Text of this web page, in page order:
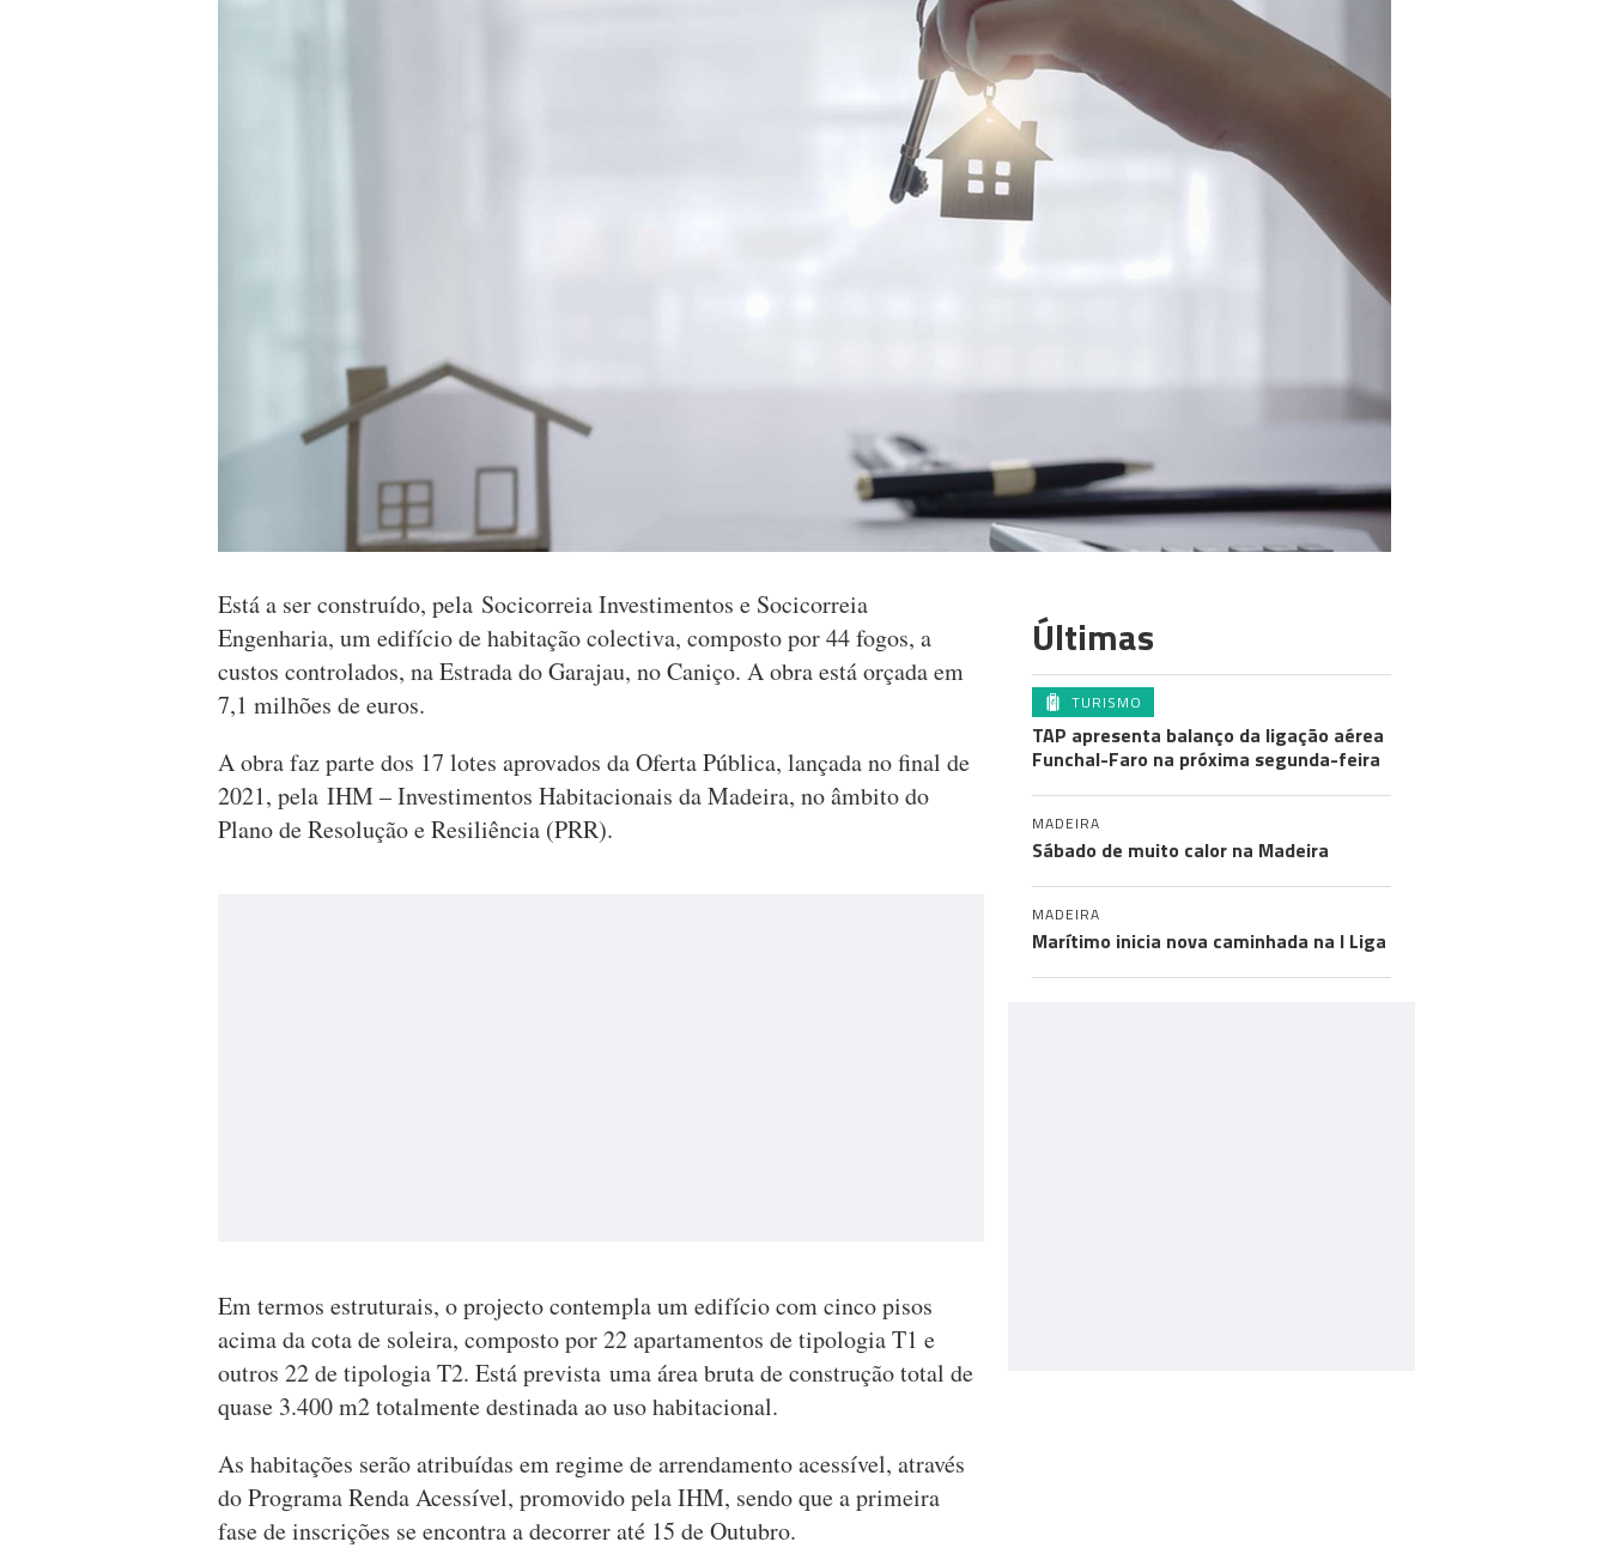
Está a ser construído, pela Socicorreia Investimentos e Socicorreia
Engenharia, um edifício de habitação colectiva, composto por 44 fogos, a
custos controlados, na Estrada do Garajau, no Caniço. A obra está orçada em
7,1 milhões de euros.
A obra faz parte dos 17 lotes aprovados da Oferta Pública, lançada no final de
2021, pela IHM – Investimentos Habitacionais da Madeira, no âmbito do
Plano de Resolução e Resiliência (PRR).
Em termos estruturais, o projecto contempla um edifício com cinco pisos
acima da cota de soleira, composto por 22 apartamentos de tipologia T1 e
outros 22 de tipologia T2. Está prevista uma área bruta de construção total de
quase 3.400 m2 totalmente destinada ao uso habitacional.
As habitações serão atribuídas em regime de arrendamento acessível, através
do Programa Renda Acessível, promovido pela IHM, sendo que a primeira
fase de inscrições se encontra a decorrer até 15 de Outubro.
Últimas
TURISMO
TAP apresenta balanço da ligação aérea
Funchal-Faro na próxima segunda-feira
MADEIRA
Sábado de muito calor na Madeira
MADEIRA
Marítimo inicia nova caminhada na I Liga